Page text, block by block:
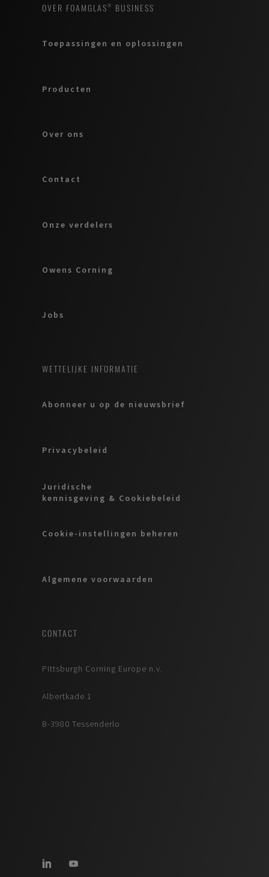
OVER FOAMGLAS® BUSINESS
Toepassingen en oplossingen
Producten
Over ons
Contact
Onze verdelers
Owens Corning
Jobs
WETTELIJKE INFORMATIE
Abonneer u op de nieuwsbrief
Privacybeleid
Juridische
kennisgeving & Cookiebeleid
Cookie-instellingen beheren
Algemene voorwaarden
CONTACT
Pittsburgh Corning Europe n.v.
Albertkade 1
B-3980 Tessenderlo